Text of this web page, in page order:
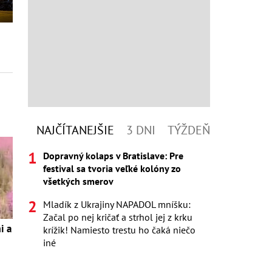
a
NAJČÍTANEJŠIE 3 DNI TÝŽDEŇ
Dopravný kolaps v Bratislave: Pre
festival sa tvoria veľké kolóny zo
všetkých smerov
Mladík z Ukrajiny NAPADOL mníšku:
Začal po nej kričať a strhol jej z krku
krížik! Namiesto trestu ho čaká niečo
iné